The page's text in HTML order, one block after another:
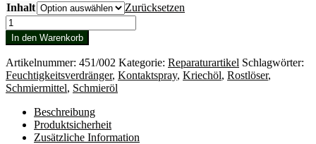
Inhalt
Zurücksetzen
GT7
Multifunktionsspray
Menge
In den Warenkorb
Artikelnummer: 451/002 Kategorie: Reparaturartikel Schlagwörter:
Feuchtigkeitsverdränger, Kontaktspray, Kriechöl, Rostlöser,
Schmiermittel, Schmieröl
Beschreibung
Produktsicherheit
Zusätzliche Information